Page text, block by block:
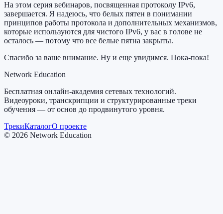
На этом серия вебинаров, посвященная протоколу IPv6,
завершается. Я надеюсь, что белых пятен в понимании
принципов работы протокола и дополнительных механизмов,
которые используются для чистого IPv6, у вас в голове не
осталось — потому что все белые пятна закрыты.
Спасибо за ваше внимание. Ну и еще увидимся. Пока-пока!
Network Education
Бесплатная онлайн-академия сетевых технологий.
Видеоуроки, транскрипции и структурированные треки
обучения — от основ до продвинутого уровня.
ТрекиКаталогО проекте
© 2026 Network Education